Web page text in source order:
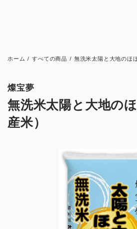
ホーム / すべての商品 / 無洗米太陽と大地のほ
燦宝夢
無洗米太陽と大地の
産米）